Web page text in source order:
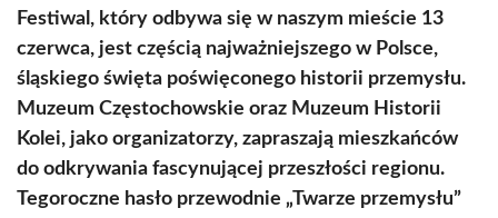
Festiwal, który odbywa się w naszym mieście 13
czerwca, jest częścią najważniejszego w Polsce,
śląskiego święta poświęconego historii przemysłu.
Muzeum Częstochowskie oraz Muzeum Historii
Kolei, jako organizatorzy, zapraszają mieszkańców
do odkrywania fascynującej przeszłości regionu.
Tegoroczne hasło przewodnie „Twarze przemysłu”